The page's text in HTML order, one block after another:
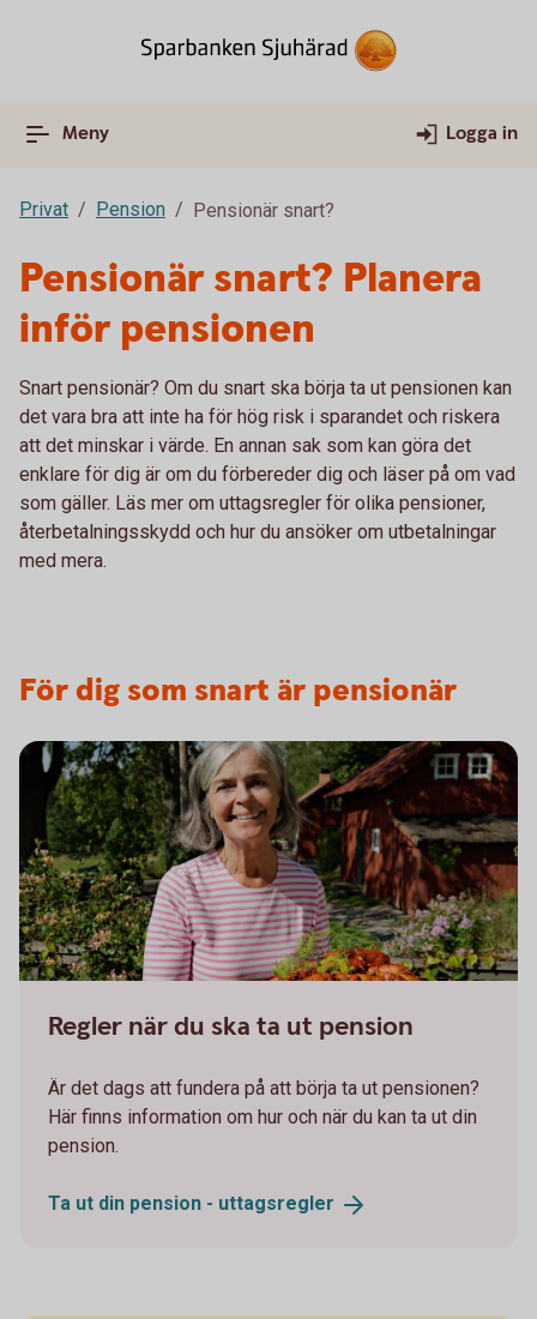
Meny Logga in
Privat Pension Pensionär snart?
Pensionär snart? Planera
inför pensionen
Snart pensionär? Om du snart ska börja ta ut pensionen kan
det vara bra att inte ha för hög risk i sparandet och riskera
att det minskar i värde. En annan sak som kan göra det
enklare för dig är om du förbereder dig och läser på om vad
som gäller. Läs mer om uttagsregler för olika pensioner,
återbetalningsskydd och hur du ansöker om utbetalningar
med mera.
För dig som snart är pensionär
Regler när du ska ta ut pension
Är det dags att fundera på att börja ta ut pensionen?
Här finns information om hur och när du kan ta ut din
pension.
Ta ut din pension - uttagsregler